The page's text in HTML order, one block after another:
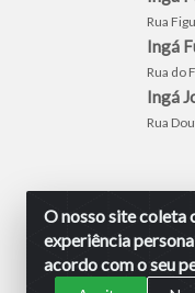
O nosso site coleta
experiência
acordo com o seu
Rua
Ingá
Rua do
Ingá
Rua